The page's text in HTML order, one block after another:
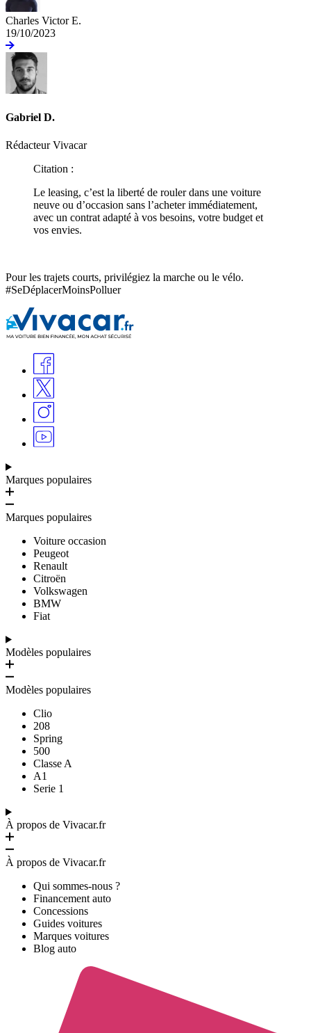
Charles Victor E.
19/10/2023
Gabriel D.
Rédacteur Vivacar
Citation :
Le leasing, c’est la liberté de rouler dans une voiture
neuve ou d’occasion sans l’acheter immédiatement,
avec un contrat adapté à vos besoins, votre budget et
vos envies.
Pour les trajets courts, privilégiez la marche ou le vélo.
#SeDéplacerMoinsPolluer
Marques populaires
Marques populaires
Voiture occasion
Peugeot
Renault
Citroën
Volkswagen
BMW
Fiat
Modèles populaires
Modèles populaires
Clio
208
Spring
500
Classe A
A1
Serie 1
À propos de Vivacar.fr
À propos de Vivacar.fr
Qui sommes-nous ?
Financement auto
Concessions
Guides voitures
Marques voitures
Blog auto